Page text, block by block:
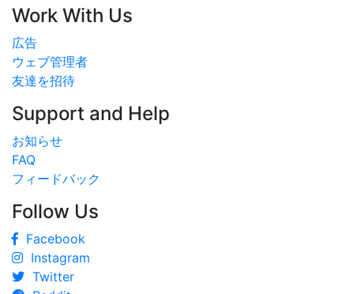
Work With Us
広告
ウェブ管理者
友達を招待
Support and Help
お知らせ
FAQ
フィードバック
Follow Us
Facebook
Instagram
Twitter